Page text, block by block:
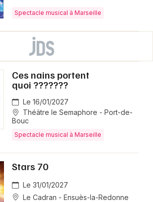
Spectacle musical à Marseille
Ces nains portent
quoi ???????
Le 16/01/2027
Théâtre le Semaphore - Port-de-
Bouc
Spectacle musical à Marseille
Stars 70
Le 31/01/2027
Le Cadran - Ensuès-la-Redonne